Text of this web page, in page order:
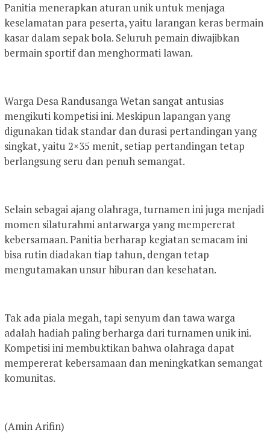
Panitia menerapkan aturan unik untuk menjaga
keselamatan para peserta, yaitu larangan keras bermain
kasar dalam sepak bola. Seluruh pemain diwajibkan
bermain sportif dan menghormati lawan.
Warga Desa Randusanga Wetan sangat antusias
mengikuti kompetisi ini. Meskipun lapangan yang
digunakan tidak standar dan durasi pertandingan yang
singkat, yaitu 2×35 menit, setiap pertandingan tetap
berlangsung seru dan penuh semangat.
Selain sebagai ajang olahraga, turnamen ini juga menjadi
momen silaturahmi antarwarga yang mempererat
kebersamaan. Panitia berharap kegiatan semacam ini
bisa rutin diadakan tiap tahun, dengan tetap
mengutamakan unsur hiburan dan kesehatan.
Tak ada piala megah, tapi senyum dan tawa warga
adalah hadiah paling berharga dari turnamen unik ini.
Kompetisi ini membuktikan bahwa olahraga dapat
mempererat kebersamaan dan meningkatkan semangat
komunitas.
(Amin Arifin)